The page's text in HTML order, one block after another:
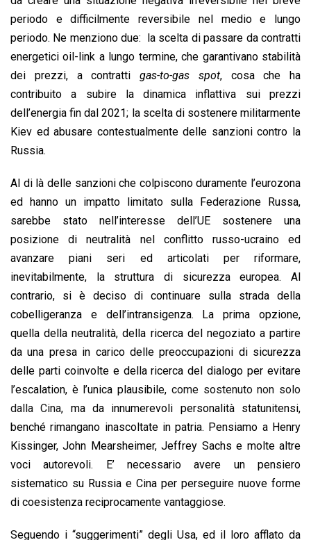
periodo e difficilmente reversibile nel medio e lungo
periodo. Ne menziono due: la scelta di passare da contratti
energetici oil-link a lungo termine, che garantivano stabilità
dei prezzi, a contratti gas-to-gas spot, cosa che ha
contribuito a subire la dinamica inflattiva sui prezzi
dell’energia fin dal 2021; la scelta di sostenere militarmente
Kiev ed abusare contestualmente delle sanzioni contro la
Russia.
Al di là delle sanzioni che colpiscono duramente l’eurozona
ed hanno un impatto limitato sulla Federazione Russa,
sarebbe stato nell’interesse dell’UE sostenere una
posizione di neutralità nel conflitto russo-ucraino ed
avanzare piani seri ed articolati per riformare,
inevitabilmente, la struttura di sicurezza europea. Al
contrario, si è deciso di continuare sulla strada della
cobelligeranza e dell’intransigenza. La prima opzione,
quella della neutralità, della ricerca del negoziato a partire
da una presa in carico delle preoccupazioni di sicurezza
delle parti coinvolte e della ricerca del dialogo per evitare
l’escalation, è l’unica plausibile, come sostenuto non solo
dalla Cina, ma da innumerevoli personalità statunitensi,
benché rimangano inascoltate in patria. Pensiamo a Henry
Kissinger, John Mearsheimer, Jeffrey Sachs e molte altre
voci autorevoli. E’ necessario avere un pensiero
sistematico su Russia e Cina per perseguire nuove forme
di coesistenza reciprocamente vantaggiose.
Seguendo i “suggerimenti” degli Usa, ed il loro afflato da